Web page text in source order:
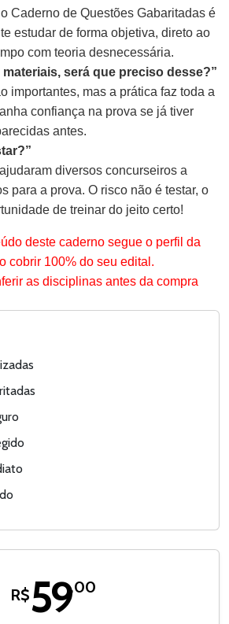
Caderno de Questões Gabaritadas é
estudar de forma objetiva, direto ao
com teoria desnecessária.
será que preciso desse?”
importantes, mas a prática faz toda a
confiança na prova se já tiver
antes.
diversos concurseiros a
para a prova. O risco não é testar, o
de treinar do jeito certo!
deste caderno segue o perfil da
cobrir 100% do seu edital.
as disciplinas antes da compra
R$59,00